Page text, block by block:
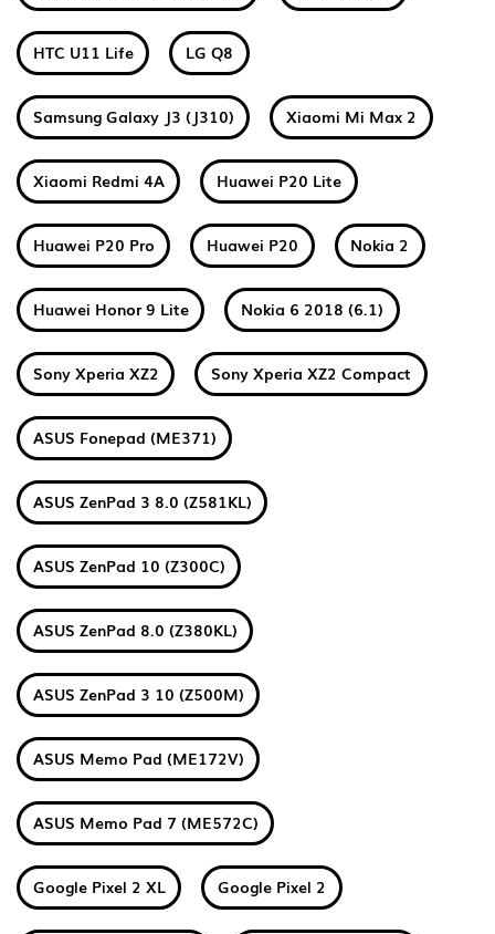
HTC U11 Life LG Q8
Samsung Galaxy J3 (J310) Xiaomi Mi Max 2
Xiaomi Redmi 4A Huawei P20 Lite
Huawei P20 Pro Huawei P20 Nokia 2
Huawei Honor 9 Lite Nokia 6 2018 (6.1)
Sony Xperia XZ2 Sony Xperia XZ2 Compact
ASUS Fonepad (ME371)
ASUS ZenPad 3 8.0 (Z581KL)
ASUS ZenPad 10 (Z300C)
ASUS ZenPad 8.0 (Z380KL)
ASUS ZenPad 3 10 (Z500M)
ASUS Memo Pad (ME172V)
ASUS Memo Pad 7 (ME572C)
Google Pixel 2 XL Google Pixel 2